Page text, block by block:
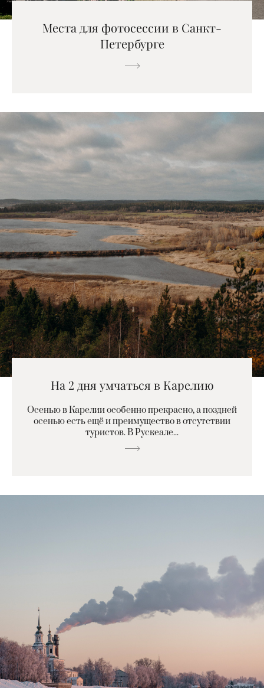
Места для фотосессии в Санкт-
Петербурге
На 2 дня умчаться в Карелию
Осенью в Карелии особенно прекрасно, а поздней
осенью есть ещё и преимущество в отсутствии
туристов. В Рускеале...